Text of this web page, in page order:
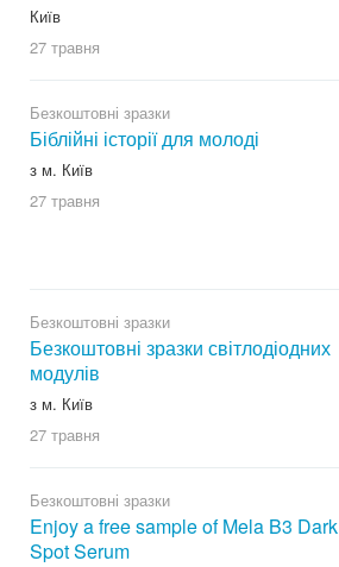
Київ
27 травня
Безкоштовні зразки
Біблійні історії для молоді
з м. Київ
27 травня
Безкоштовні зразки
Безкоштовні зразки світлодіодних
модулів
з м. Київ
27 травня
Безкоштовні зразки
Enjoy a free sample of Mela B3 Dark
Spot Serum